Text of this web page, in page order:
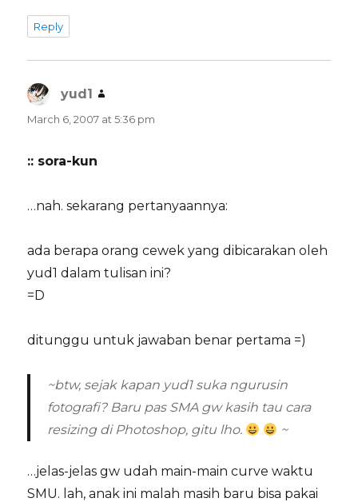
Reply
yud1
March 6, 2007 at 5:36 pm
:: sora-kun
…nah. sekarang pertanyaannya:
ada berapa orang cewek yang dibicarakan oleh
yud1 dalam tulisan ini?
=D
ditunggu untuk jawaban benar pertama =)
~btw, sejak kapan yud1 suka ngurusin
fotografi? Baru pas SMA gw kasih tau cara
resizing di Photoshop, gitu lho.
~
…jelas-jelas gw udah main-main curve waktu
SMU. lah, anak ini malah masih baru bisa pakai